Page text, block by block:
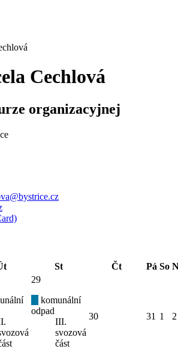
Cechlová
organizacyjnej
St Čt Pá So
29
komunální
odpad
III.
svozová
část
30 31 1 2